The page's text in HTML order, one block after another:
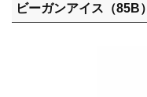
ビーガンアイス（85B）